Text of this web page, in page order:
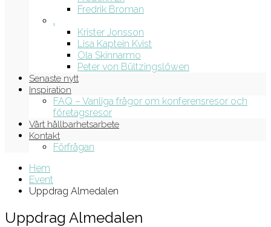
Fredrik Broman
.
Krister Jonsson
Lisa Kaptein Kvist
Ola Skinnarmo
Peter von Bültzingslöwen
Senaste nytt
Inspiration
FAQ – Vanliga frågor om konferensresor och
företagsresor
Vårt hållbarhetsarbete
Kontakt
Förfrågan
Hem
Event
Uppdrag Almedalen
Uppdrag Almedalen